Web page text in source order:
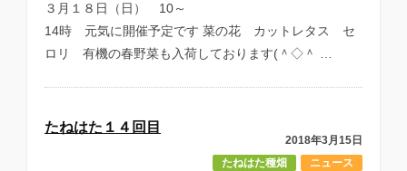
３月１８日（日） 10～
14時 元気に開催予定です 菜の花 カットレタス セ
ロリ 有機の春野菜も入荷しております(＾◇＾ …
たねはた１４回目
2018年3月15日
ニュース
たねはた種畑